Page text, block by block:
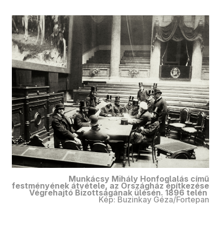
Munkácsy Mihály Honfoglalás című
festményének átvétele, az Országház építkezése
Végrehajtó Bizottságának ülésén. 1896 telén
Kép: Buzinkay Géza/Fortepan